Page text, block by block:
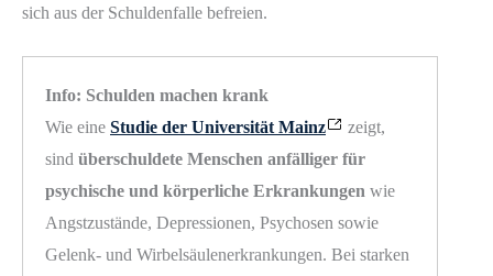
sich aus der Schuldenfalle befreien.
Info: Schulden machen krank
Wie eine Studie der Universität Mainz
zeigt,
sind überschuldete Menschen anfälliger für
psychische und körperliche Erkrankungen wie
Angstzustände, Depressionen, Psychosen sowie
Gelenk- und Wirbelsäulenerkrankungen. Bei starken